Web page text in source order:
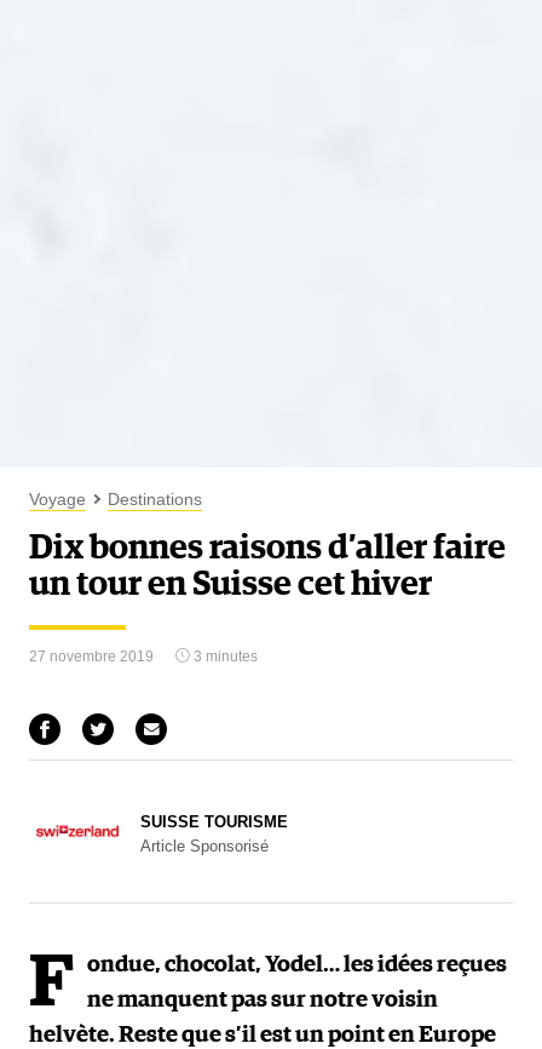
Voyage Destinations
Dix bonnes raisons d’aller faire
un tour en Suisse cet hiver
27 novembre 2019 3 minutes
SUISSE TOURISME
Article Sponsorisé
F ondue, chocolat, Yodel… les idées reçues
ne manquent pas sur notre voisin
helvète. Reste que s’il est un point en Europe